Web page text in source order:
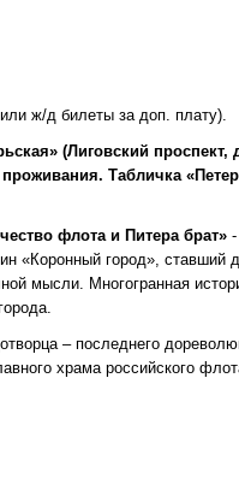
ж/д билеты за доп. плату).
(Лиговский проспект,
Табличка
флота и Питера брат»
«Коронный город», ставший
мысли. Многогранная
– последнего
храма российского